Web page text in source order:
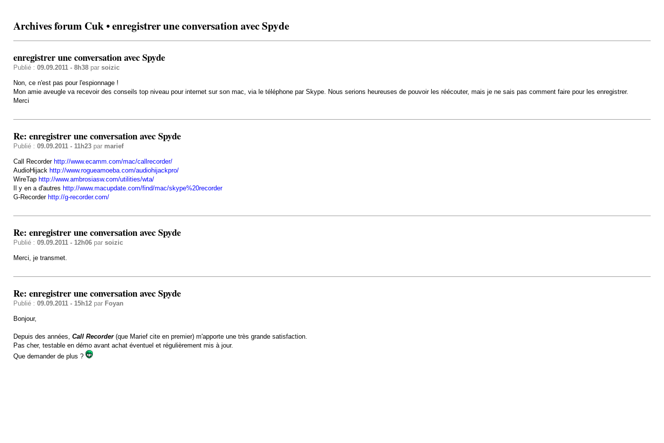
Archives forum Cuk • enregistrer une conversation avec Spyde
enregistrer une conversation avec Spyde
Publié : 09.09.2011 - 8h38par soizic
Non, ce n'est pas pour l'espionnage !
Mon amie aveugle va recevoir des conseils top niveau pour internet sur son mac, via le téléphone par Skype. Nous serions heureuses de pouvoir les réécouter, mais je ne sais pas comment faire pour les enregistrer.
Merci
Re: enregistrer une conversation avec Spyde
Publié : 09.09.2011 - 11h23par marief
Call Recorder http://www.ecamm.com/mac/callrecorder/
AudioHijack http://www.rogueamoeba.com/audiohijackpro/
WireTap http://www.ambrosiasw.com/utilities/wta/
Il y en a d'autres http://www.macupdate.com/find/mac/skype%20recorder
G-Recorder http://g-recorder.com/
Re: enregistrer une conversation avec Spyde
Publié : 09.09.2011 - 12h06par soizic
Merci, je transmet.
Re: enregistrer une conversation avec Spyde
Publié : 09.09.2011 - 15h12par Foyan
Bonjour,
Depuis des années, Call Recorder(que Marief cite en premier) m'apporte une très grande satisfaction.
Pas cher, testable en démo avant achat éventuel et régulièrement mis à jour.
Que demander de plus ?